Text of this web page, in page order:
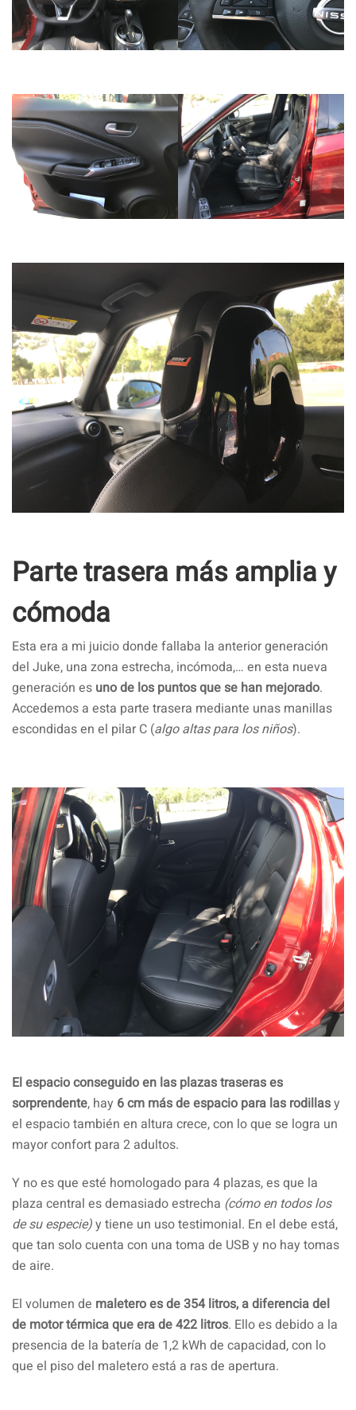
Parte trasera más amplia y
cómoda
Esta era a mi juicio donde fallaba la anterior generación
del Juke, una zona estrecha, incómoda,… en esta nueva
generación es uno de los puntos que se han mejorado.
Accedemos a esta parte trasera mediante unas manillas
escondidas en el pilar C (algo altas para los niños).
El espacio conseguido en las plazas traseras es
sorprendente, hay 6 cm más de espacio para las rodillasy
el espacio también en altura crece, con lo que se logra un
mayor confort para 2 adultos.
Y no es que esté homologado para 4 plazas, es que la
plaza central es demasiado estrecha (cómo en todos los
de su especie)y tiene un uso testimonial. En el debe está,
que tan solo cuenta con una toma de USB y no hay tomas
de aire.
El volumen de maletero es de 354 litros, a diferencia del
de motor térmica que era de 422 litros. Ello es debido a la
presencia de la batería de 1,2 kWh de capacidad, con lo
que el piso del maletero está a ras de apertura.